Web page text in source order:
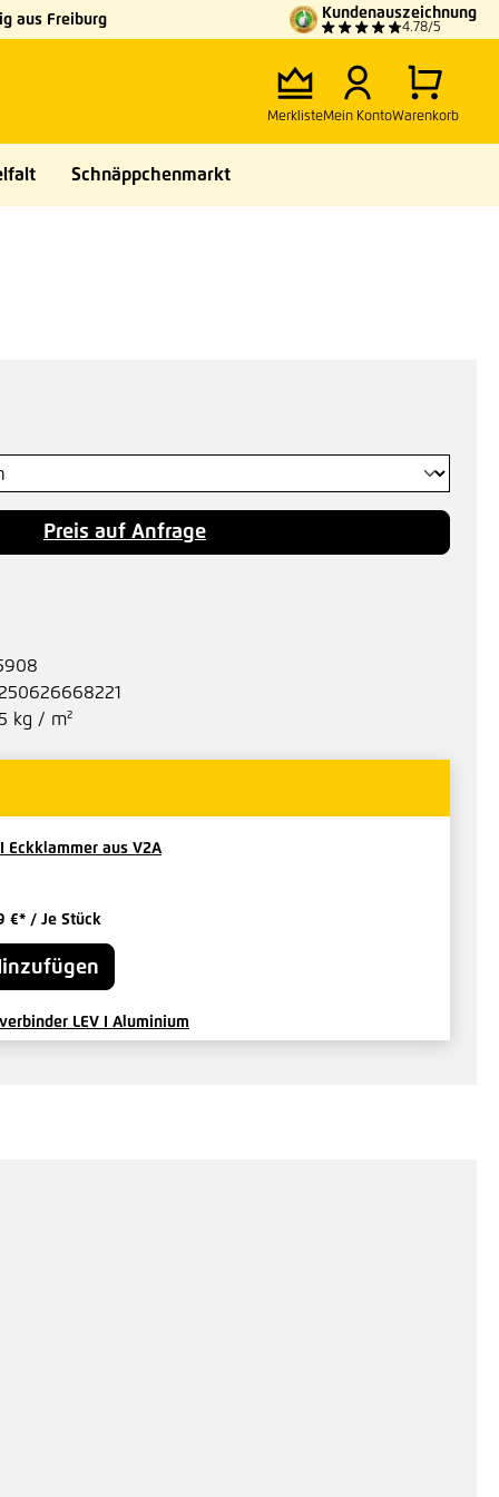
aus Freiburg Kundenauszeichnung
4.78/5
MerklisteMein KontoWarenkorb
Schnäppchenmarkt
Preis auf Anfrage
kg / m²
Eckklammer aus V2A
€* / Je Stück
LEV I Aluminium